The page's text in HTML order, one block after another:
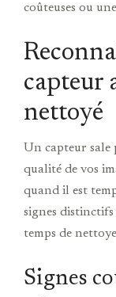
coûteuses ou
capteur
nettoyé
Un capteur sale
qualité de vos
quand il est
signes
temps de
Signes